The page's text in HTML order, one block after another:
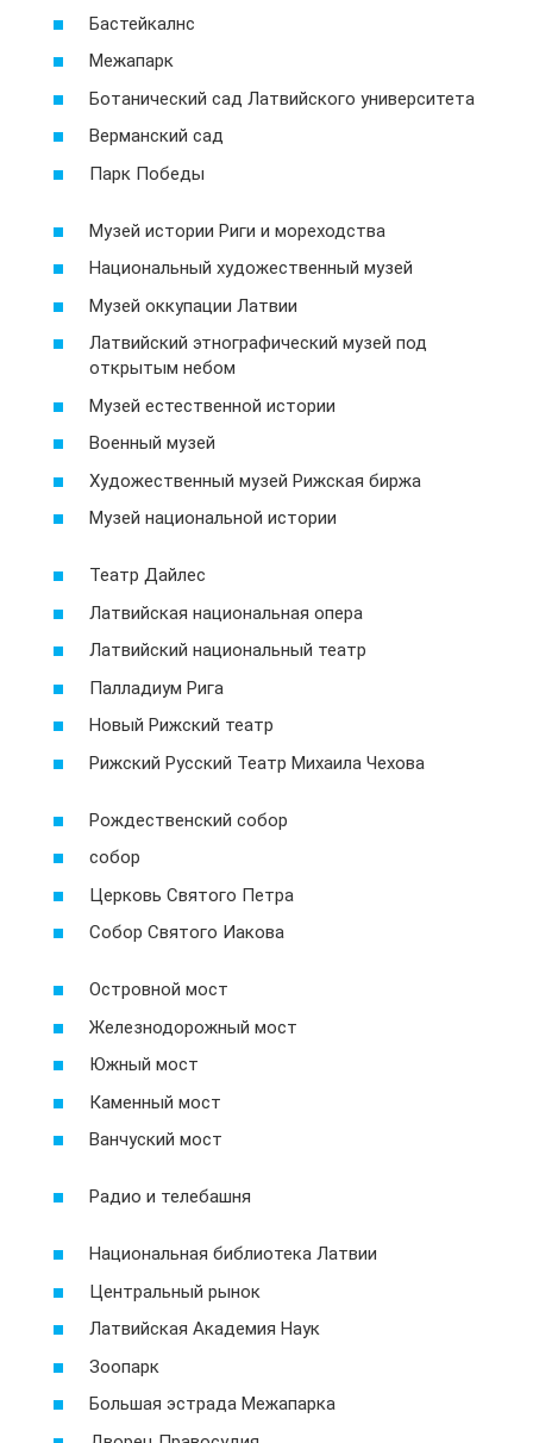
Бастейкалнс
Межапарк
Ботанический сад Латвийского университета
Верманский сад
Парк Победы
Музей истории Риги и мореходства
Национальный художественный музей
Музей оккупации Латвии
Латвийский этнографический музей под
открытым небом
Музей естественной истории
Военный музей
Художественный музей Рижская биржа
Музей национальной истории
Театр Дайлес
Латвийская национальная опера
Латвийский национальный театр
Палладиум Рига
Новый Рижский театр
Рижский Русский Театр Михаила Чехова
Рождественский собор
собор
Церковь Святого Петра
Собор Святого Иакова
Островной мост
Железнодорожный мост
Южный мост
Каменный мост
Ванчуский мост
Радио и телебашня
Национальная библиотека Латвии
Центральный рынок
Латвийская Академия Наук
Зоопарк
Большая эстрада Межапарка